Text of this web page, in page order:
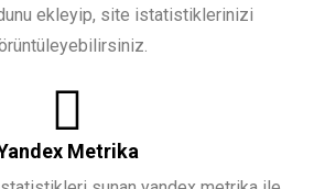
ekleyip, site istatistiklerinizi
Metrika